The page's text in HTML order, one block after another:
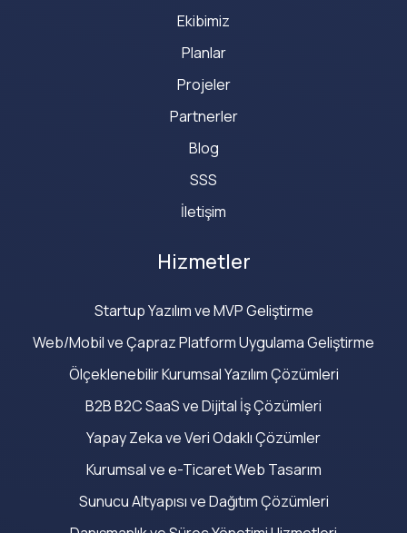
Ekibimiz
Planlar
Projeler
Partnerler
Blog
SSS
İletişim
Hizmetler
Startup Yazılım ve MVP Geliştirme
Web/Mobil ve Çapraz Platform Uygulama Geliştirme
Ölçeklenebilir Kurumsal Yazılım Çözümleri
B2B B2C SaaS ve Dijital İş Çözümleri
Yapay Zeka ve Veri Odaklı Çözümler
Kurumsal ve e-Ticaret Web Tasarım
Sunucu Altyapısı ve Dağıtım Çözümleri